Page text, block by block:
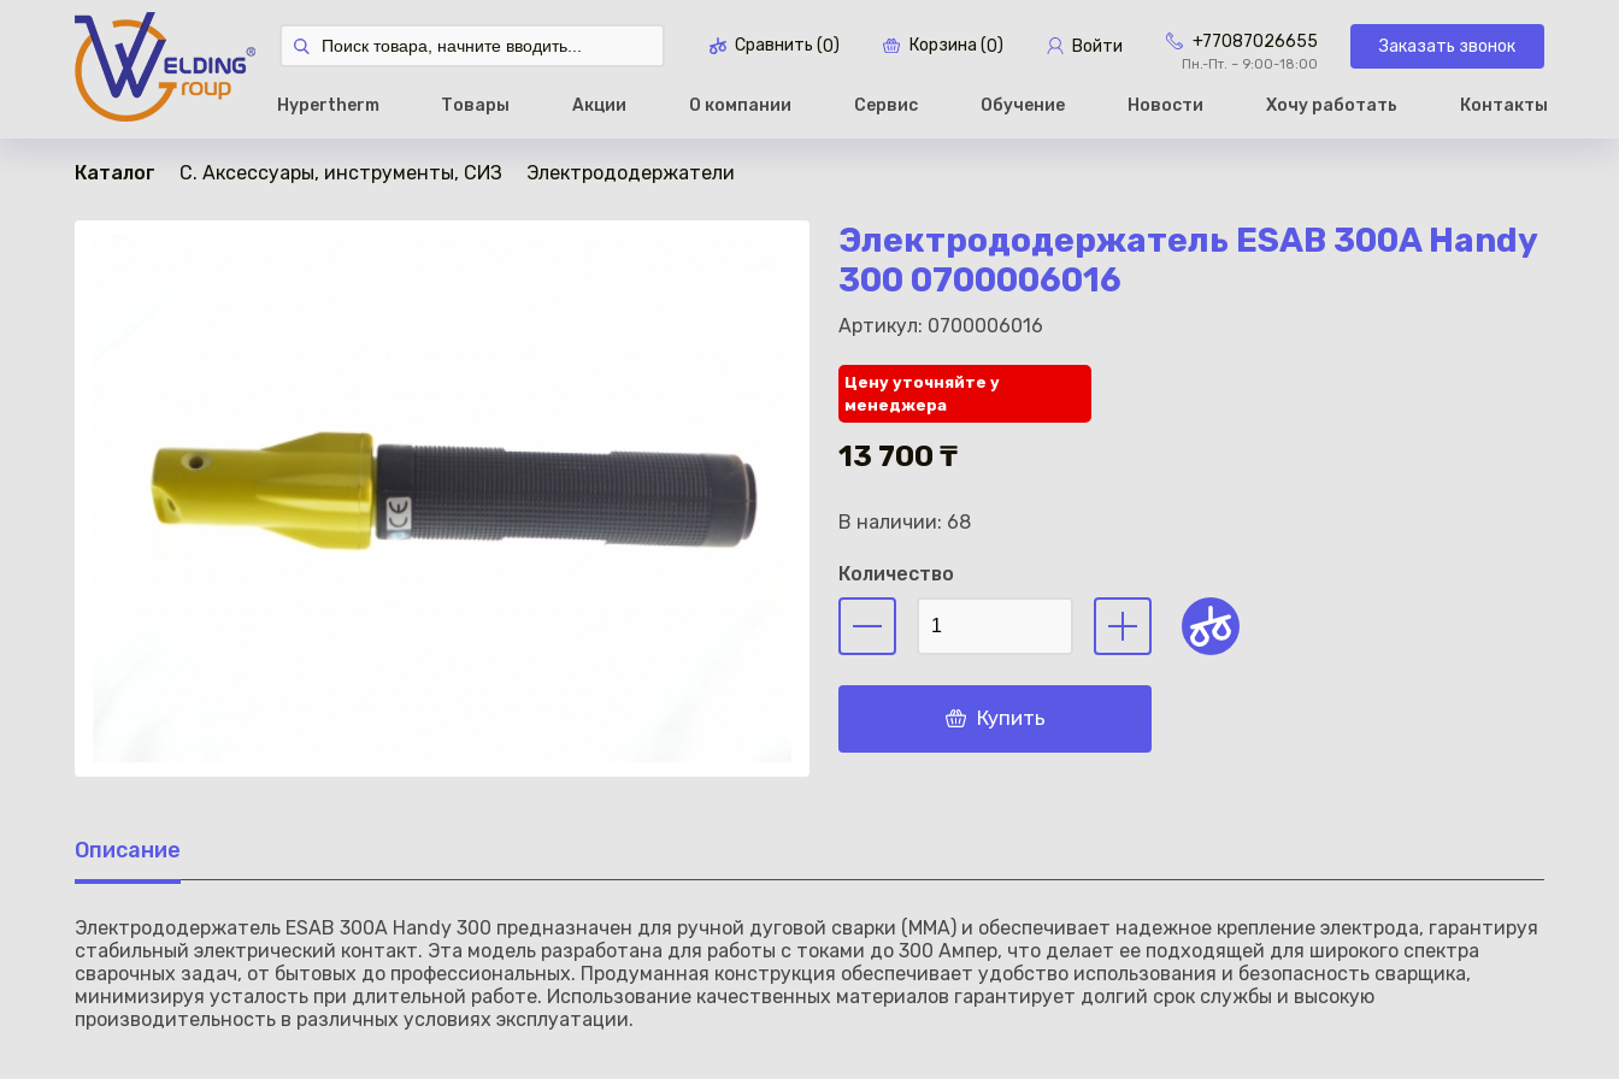
Сравнить (0) Корзина (0) Войти +77087026655
Пн.-Пт. – 9:00-18:00
Заказать звонок
Hypertherm Товары Акции О компании Сервис Обучение Новости Хочу работать Контакты
Каталог C. Аксессуары, инструменты, СИЗ Электрододержатели
Электрододержатель ESAB 300A Handy
300 0700006016
Артикул: 0700006016
в наличии
Цену уточняйте у
менеджера
13 700 ₸
В наличии: 68
Количество
Купить
Описание
Электрододержатель ESAB 300A Handy 300 предназначен для ручной дуговой сварки (MMA) и обеспечивает надежное крепление электрода, гарантируя
стабильный электрический контакт. Эта модель разработана для работы с токами до 300 Ампер, что делает ее подходящей для широкого спектра
сварочных задач, от бытовых до профессиональных. Продуманная конструкция обеспечивает удобство использования и безопасность сварщика,
минимизируя усталость при длительной работе. Использование качественных материалов гарантирует долгий срок службы и высокую
производительность в различных условиях эксплуатации.